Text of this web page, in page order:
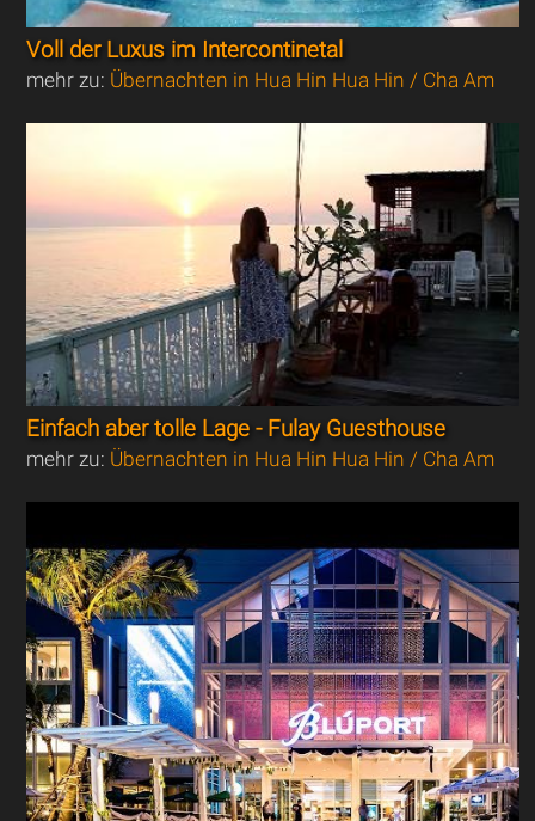
Voll der Luxus im Intercontinetal
mehr zu: Übernachten in Hua Hin Hua Hin / Cha Am
Einfach aber tolle Lage - Fulay Guesthouse
mehr zu: Übernachten in Hua Hin Hua Hin / Cha Am